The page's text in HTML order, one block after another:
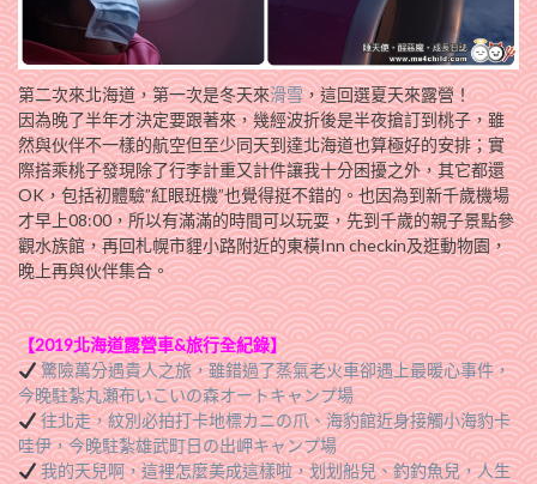
第二次來北海道，第一次是冬天來滑雪，這回選夏天來露營！
因為晚了半年才決定要跟著來，幾經波折後是半夜搶訂到桃子，雖
然與伙伴不一樣的航空但至少同天到達北海道也算極好的安排；實
際搭乘桃子發現除了行李計重又計件讓我十分困擾之外，其它都還
OK，包括初體驗”紅眼班機”也覺得挺不錯的。也因為到新千歲機場
才早上08:00，所以有滿滿的時間可以玩耍，先到千歲的親子景點參
觀水族館，再回札幌市貍小路附近的東橫Inn checkin及逛動物園，
晚上再與伙伴集合。
【2019北海道露營車&旅行全紀錄】
驚險萬分遇貴人之旅，雖錯過了蒸氣老火車卻遇上最暖心事件，
今晚駐紮丸瀬布いこいの森オートキャンプ場
往北走，紋別必拍打卡地標カニの爪、海豹館近身接觸小海豹卡
哇伊，今晚駐紮雄武町日の出岬キャンプ場
我的天兒啊，這裡怎麼美成這樣啦，划划船兒、釣釣魚兒，人生